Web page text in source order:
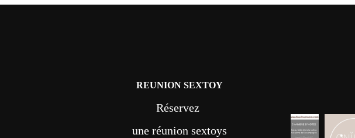
REUNION SEXTOY
Réservez
une réunion sextoys